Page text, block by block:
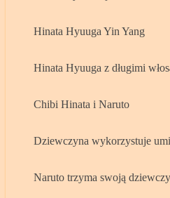
Hinata Hyuuga Yin Yang
Hinata Hyuuga z długimi
Chibi Hinata i Naruto
Dziewczyna wykorzystuje
Naruto trzyma swoją